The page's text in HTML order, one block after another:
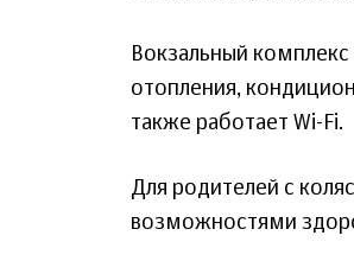
Вокзальный
отопления,
также работает Wi-Fi.
Для родителей с
возможностями